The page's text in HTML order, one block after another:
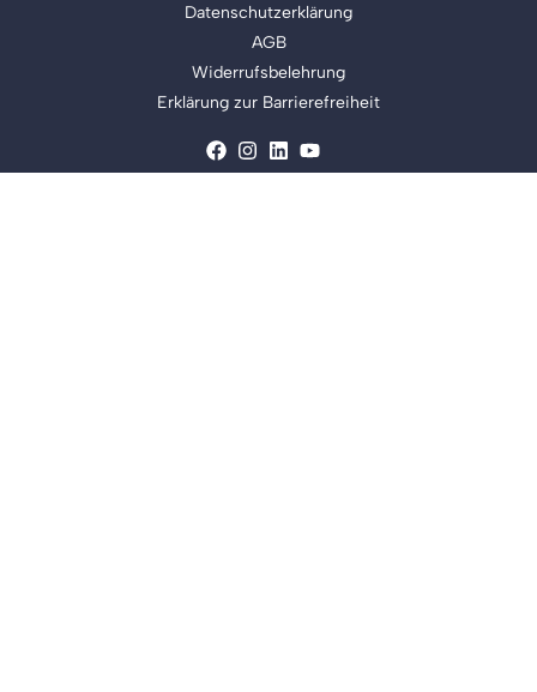
Datenschutzerklärung
AGB
Widerrufsbelehrung
Erklärung zur Barrierefreiheit